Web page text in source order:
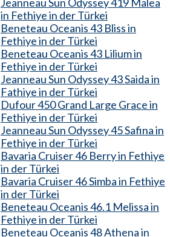
in Fethiye in der Türkei
Beneteau Oceanis 43 Bliss in
Fethiye in der Türkei
Beneteau Oceanis 43 Lilium in
Fethiye in der Türkei
Jeanneau Sun Odyssey 43 Saida in
Fathiye in der Türkei
Dufour 450 Grand Large Grace in
Fethiye in der Türkei
Jeanneau Sun Odyssey 45 Safina in
Fethiye in der Türkei
Bavaria Cruiser 46 Berry in Fethiye
in der Türkei
Bavaria Cruiser 46 Simba in Fethiye
in der Türkei
Beneteau Oceanis 46.1 Melissa in
Fethiye in der Türkei
Beneteau Oceanis 48 Athena in